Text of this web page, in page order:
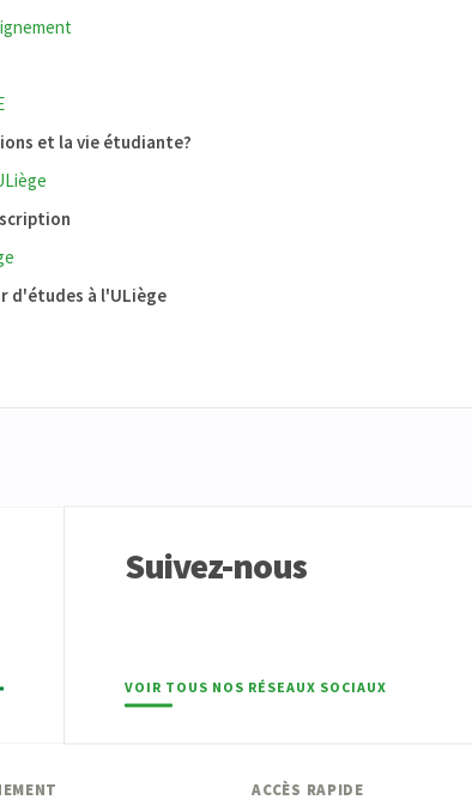
et la vie étudiante?
d'études à l'ULiège
Suivez-nous
VOIR TOUS NOS RÉSEAUX SOCIAUX
ACCÈS RAPIDE